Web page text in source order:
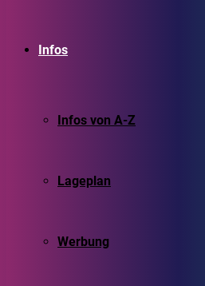
Infos
Infos von A-Z
Lageplan
Werbung